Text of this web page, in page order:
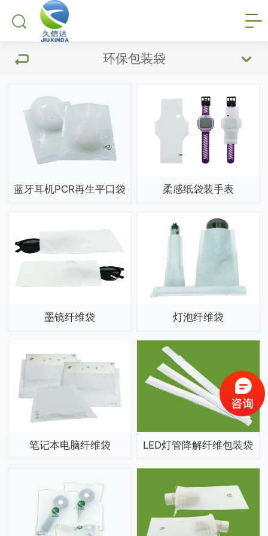
环保包装袋
蓝牙耳机PCR再生平口袋 柔感纸袋装手表
墨镜纤维袋 灯泡纤维袋
笔记本电脑纤维袋 LED灯管降解纤维包装袋